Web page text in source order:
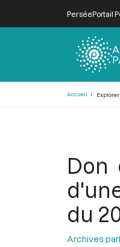
PerséePortail
Accueil Explorer
Don
du
Archives